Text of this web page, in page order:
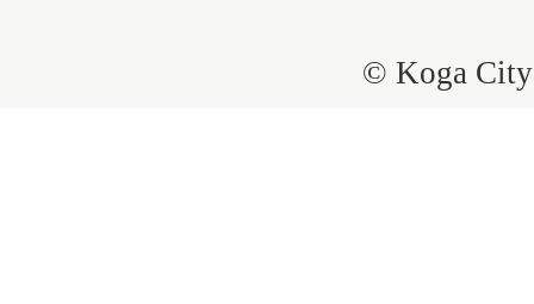
© Koga City